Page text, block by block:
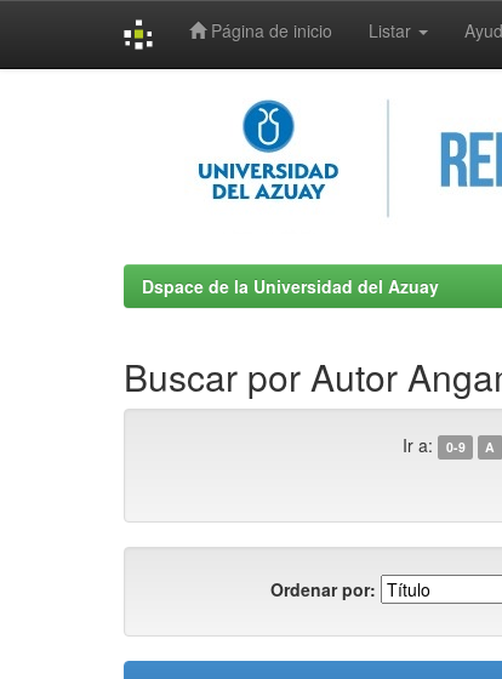
Página de inicio Listar
Dspace de la Universidad del Azuay
Buscar por Autor
Ir a: 0-9 A
Ordenar por: